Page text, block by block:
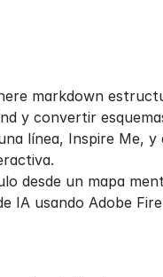
markdown
y convertir
línea, Inspire Me,
desde un mapa
IA usando Adobe